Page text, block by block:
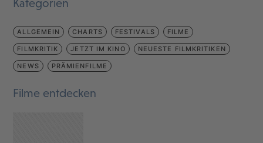
Kategorien
ALLGEMEIN CHARTS FESTIVALS FILME
FILMKRITIK JETZT IM KINO NEUESTE FILMKRITIKEN
NEWS PRÄMIENFILME
Filme entdecken